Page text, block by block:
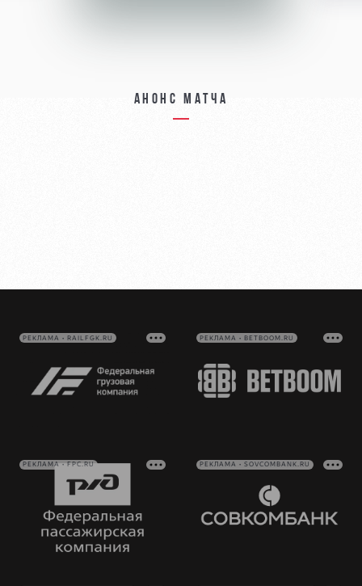
Анонс матча
РЕКЛАМА • RAILFGK.RU РЕКЛАМА • BETBOOM.RU
РЕКЛАМА • FPC.RU РЕКЛАМА • SOVCOMBANK.RU